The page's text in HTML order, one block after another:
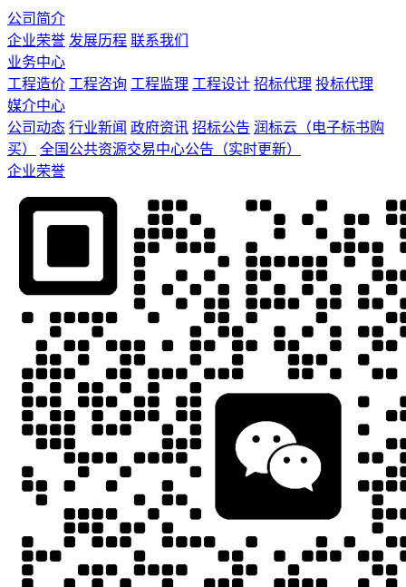
公司简介
企业荣誉 发展历程 联系我们
业务中心
工程造价 工程咨询 工程监理 工程设计 招标代理 投标代理
媒介中心
公司动态 行业新闻 政府资讯 招标公告 润标云（电子标书购
买）
全国公共资源交易中心公告（实时更新）
企业荣誉